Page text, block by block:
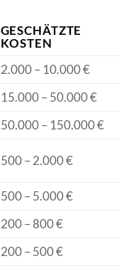
GESCHÄTZTE
KOSTEN
2.000 – 10.000 €
15.000 – 50.000 €
50.000 – 150.000 €
500 – 2.000 €
500 – 5.000 €
200 – 800 €
200 – 500 €